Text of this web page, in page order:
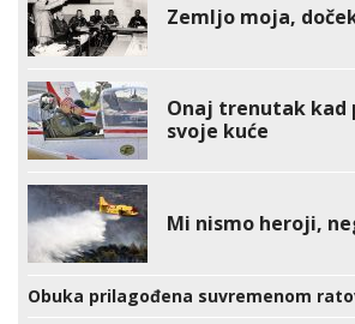
Zemljo moja,
Onaj trenutak kad
svoje kuće
Mi nismo heroji,
Obuka prilagođena suvremenom